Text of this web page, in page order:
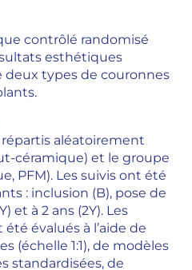
contrôlé randomisé
esthétiques
types de couronnes
aléatoirement
céramique) et le groupe
PFM). Les suivis ont été
: inclusion (B), pose de
et à 2 ans (2Y). Les
évalués à l’aide de
(échelle 1:1), de modèles
standardisées, de